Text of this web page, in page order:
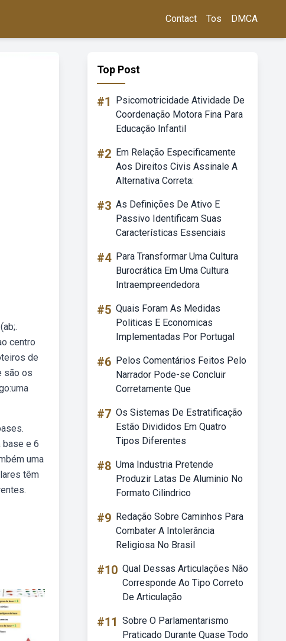
Contact Tos DMCA
centro
de
são os
base e 6
uma
têm
Top Post
#1
Psicomotricidade Atividade De
Coordenação Motora Fina Para
Educação Infantil
#2 Em Relação Especificamente
Aos Direitos Civis Assinale A
Alternativa Correta:
#3 As Definições De Ativo E
Passivo Identificam Suas
Características Essenciais
#4 Para Transformar Uma Cultura
Burocrática Em Uma Cultura
Intraempreendedora
#5 Quais Foram As Medidas
Politicas E Economicas
Implementadas Por Portugal
#6 Pelos Comentários Feitos Pelo
Narrador Pode-se Concluir
Corretamente Que
#7 Os Sistemas De Estratificação
Estão Divididos Em Quatro
Tipos Diferentes
#8 Uma Industria Pretende
Produzir Latas De Aluminio No
Formato Cilindrico
#9 Redação Sobre Caminhos Para
Combater A Intolerância
Religiosa No Brasil
#10 Qual Dessas Articulações Não
Corresponde Ao Tipo Correto
De Articulação
#11 Sobre O Parlamentarismo
Praticado Durante Quase Todo